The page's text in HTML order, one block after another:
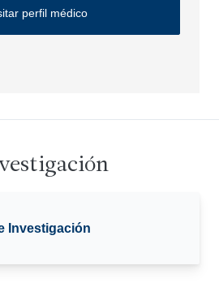
perfil médico
Investigación